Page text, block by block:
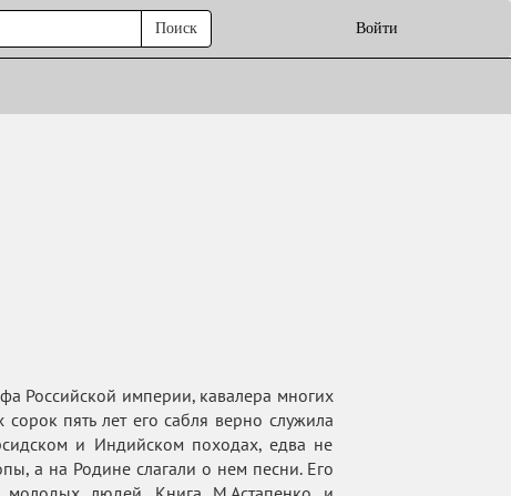
Войти
Поиск
Российской империи, кавалера многих
пять лет его сабля верно служила
и Индийском походах, едва не
а на Родине слагали о нем песни. Его